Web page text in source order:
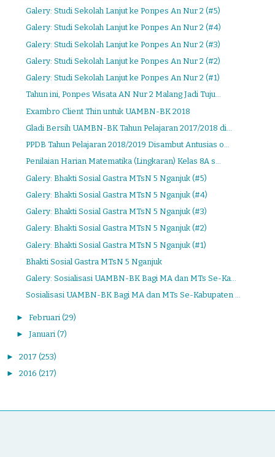
Galery: Studi Sekolah Lanjut ke Ponpes An Nur 2 (#5)
Galery: Studi Sekolah Lanjut ke Ponpes An Nur 2 (#4)
Galery: Studi Sekolah Lanjut ke Ponpes An Nur 2 (#3)
Galery: Studi Sekolah Lanjut ke Ponpes An Nur 2 (#2)
Galery: Studi Sekolah Lanjut ke Ponpes An Nur 2 (#1)
Tahun ini, Ponpes Wisata AN Nur 2 Malang Jadi Tuju...
Exambro Client Thin untuk UAMBN-BK 2018
Gladi Bersih UAMBN-BK Tahun Pelajaran 2017/2018 di...
PPDB Tahun Pelajaran 2018/2019 Disambut Antusias o...
Penilaian Harian Matematika (Lingkaran) Kelas 8A s...
Galery: Bhakti Sosial Gastra MTsN 5 Nganjuk (#5)
Galery: Bhakti Sosial Gastra MTsN 5 Nganjuk (#4)
Galery: Bhakti Sosial Gastra MTsN 5 Nganjuk (#3)
Galery: Bhakti Sosial Gastra MTsN 5 Nganjuk (#2)
Galery: Bhakti Sosial Gastra MTsN 5 Nganjuk (#1)
Bhakti Sosial Gastra MTsN 5 Nganjuk
Galery: Sosialisasi UAMBN-BK Bagi MA dan MTs Se-Ka...
Sosialisasi UAMBN-BK Bagi MA dan MTs Se-Kabupaten ...
► Februari (29)
► Januari (7)
► 2017 (253)
► 2016 (217)